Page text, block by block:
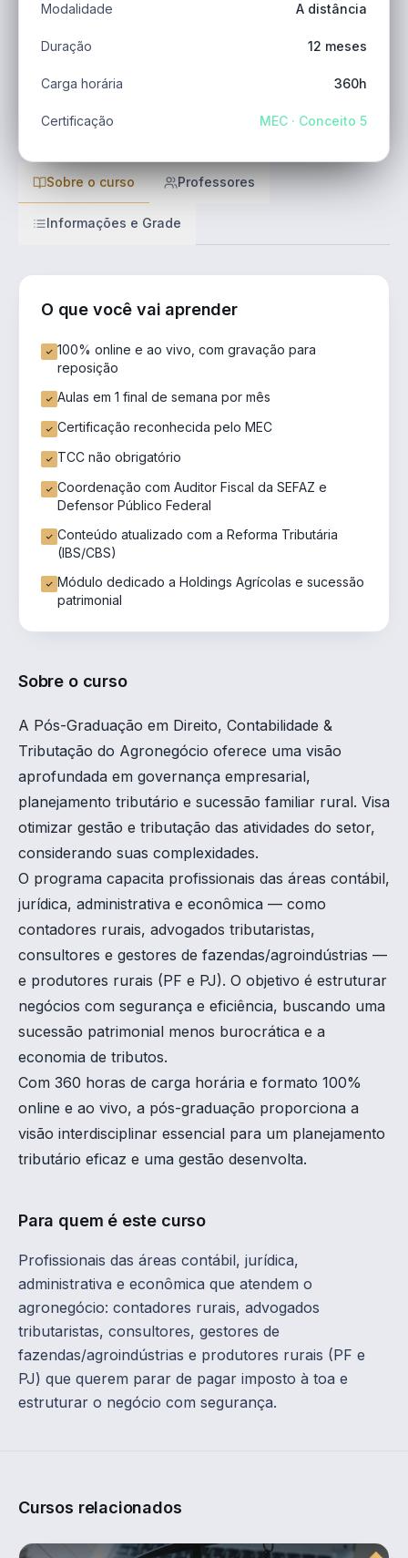
Sobre o curso Professores
Informações e Grade
O que você vai aprender
100% online e ao vivo, com gravação para
reposição
Aulas em 1 final de semana por mês
Certificação reconhecida pelo MEC
TCC não obrigatório
Coordenação com Auditor Fiscal da SEFAZ e
Defensor Público Federal
Conteúdo atualizado com a Reforma Tributária
(IBS/CBS)
Módulo dedicado a Holdings Agrícolas e sucessão
patrimonial
Sobre o curso
A Pós-Graduação em Direito, Contabilidade &
Tributação do Agronegócio oferece uma visão
aprofundada em governança empresarial,
planejamento tributário e sucessão familiar rural. Visa
otimizar gestão e tributação das atividades do setor,
considerando suas complexidades.
O programa capacita profissionais das áreas contábil,
jurídica, administrativa e econômica — como
contadores rurais, advogados tributaristas,
consultores e gestores de fazendas/agroindústrias —
e produtores rurais (PF e PJ). O objetivo é estruturar
negócios com segurança e eficiência, buscando uma
sucessão patrimonial menos burocrática e a
economia de tributos.
Com 360 horas de carga horária e formato 100%
online e ao vivo, a pós-graduação proporciona a
visão interdisciplinar essencial para um planejamento
tributário eficaz e uma gestão desenvolta.
Para quem é este curso
Profissionais das áreas contábil, jurídica,
administrativa e econômica que atendem o
agronegócio: contadores rurais, advogados
tributaristas, consultores, gestores de
fazendas/agroindústrias e produtores rurais (PF e
PJ) que querem parar de pagar imposto à toa e
estruturar o negócio com segurança.
Modalidade A distância
Duração 12 meses
Carga horária 360h
Certificação MEC · Conceito 5
Cursos relacionados